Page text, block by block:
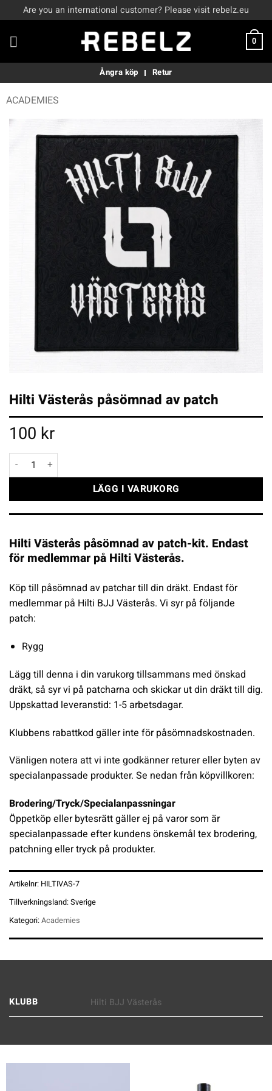
to
content
Are you an international customer? Please visit rebelz.eu
0
Ångra köp Retur
ACADEMIES
Hilti Västerås påsömnad av patch
100 kr
Hilti Västerås påsömnad av patch mängd
LÄGG I VARUKORG
Hilti Västerås påsömnad av patch-kit. Endast
för medlemmar på Hilti Västerås.
Köp till påsömnad av patchar till din dräkt. Endast för
medlemmar på Hilti BJJ Västerås. Vi syr på följande
patch:
Rygg
Lägg till denna i din varukorg tillsammans med önskad
dräkt, så syr vi på patcharna och skickar ut din dräkt till dig.
Uppskattad leveranstid: 1-5 arbetsdagar.
Klubbens rabattkod gäller inte för påsömnadskostnaden.
Vänligen notera att vi inte godkänner returer eller byten av
specialanpassade produkter. Se nedan från köpvillkoren:
Brodering/Tryck/Specialanpassningar
Öppetköp eller bytesrätt gäller ej på varor som är
specialanpassade efter kundens önskemål tex brodering,
patchning eller tryck på produkter.
Artikelnr: HILTIVAS-7
Tillverkningsland:Sverige
Kategori:Academies
KLUBB Hilti BJJ Västerås